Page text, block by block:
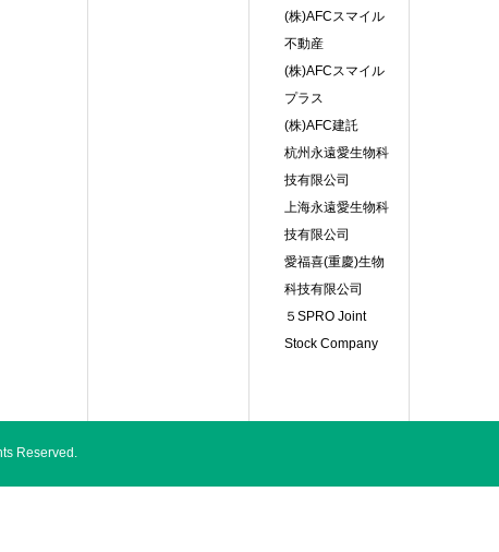
(株)AFCスマイル
不動産
(株)AFCスマイル
プラス
(株)AFC建託
杭州永遠愛生物科
技有限公司
上海永遠愛生物科
技有限公司
愛福喜(重慶)生物
科技有限公司
５SPRO Joint
Stock Company
Reserved.